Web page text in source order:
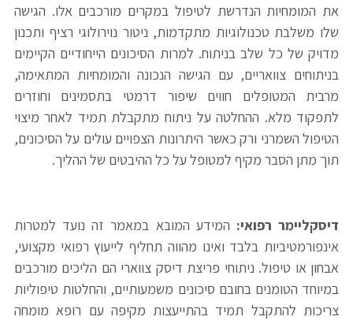
את המומחיות הנדרשת לטיפול במקרים מורכבים אלו. הגישה
שלו משלבת טכנולוגיות מתקדמות, ניטור נוירולוגי רציף ותכנון
מדויק של כל שלב בניתוח. למרות הסיכונים הייחודיים הקיימים
בניתוחים צוואריים, עם הגישה הנכונה והמומחיות המתאימה,
מרבית המטופלים חווים שיפור דרמטי בתסמינים וחוזרים
לתפקוד מלא. ההחלטה על ניתוח מתקבלת תמיד לאחר מיצוי
הטיפול השמרני ורק כאשר היתרונות הצפויים עולים על הסיכונים,
תוך מתן הסבר מקיף למטופל על כל ההיבטים של ההליך.
דיסקליימר רפואי: המידע המובא במאמר זה נועד למטרות
אינפורמטיביות בלבד ואינו מהווה תחליף לייעוץ רפואי מקצועי,
אבחון או טיפול. ניתוחי פריצת דיסק צווארי הם הליכים מורכבים
במיוחד הטומנים בחובם סיכונים משמעותיים, והחלטות טיפוליות
צריכות להתקבל תמיד בהתייעצות מקיפה עם רופא מומחה